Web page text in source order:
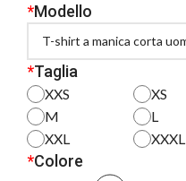
*Modello
*Taglia
XXS XS
M
L
XXL
XXXL
*Colore